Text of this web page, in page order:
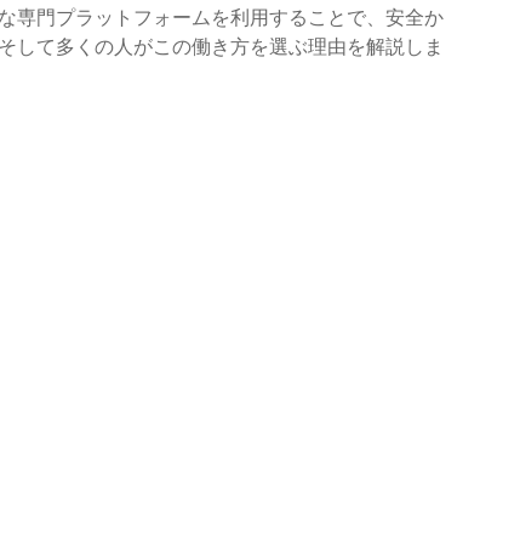
専門プラットフォームを利用することで、安全か
して多くの人がこの働き方を選ぶ理由を解説しま